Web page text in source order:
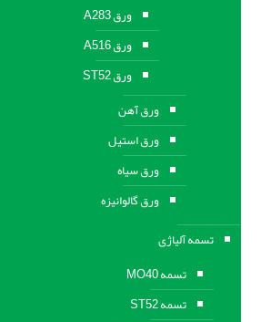
ورق A283
ورق A516
ورق ST52
ورق آهن
ورق استیل
ورق سیاه
ورق گالوانیزه
تسمه آلیاژی
تسمه MO40
تسمه ST52